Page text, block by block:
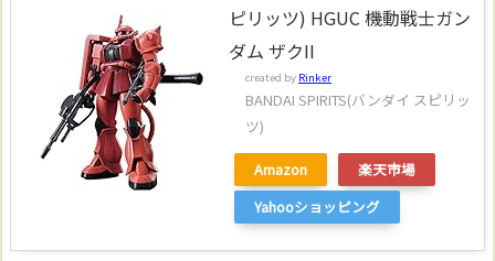
ピリッツ) HGUC 機動戦士ガン
ダム ザクII
created by Rinker
BANDAI SPIRITS(バンダイ スピリッ
ツ)
Amazon
楽天市場
Yahooショッピング